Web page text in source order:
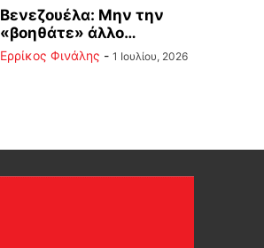
Βενεζουέλα: Μην την
«βοηθάτε» άλλο…
Ερρίκος Φινάλης - 1 Ιουλίου, 2026